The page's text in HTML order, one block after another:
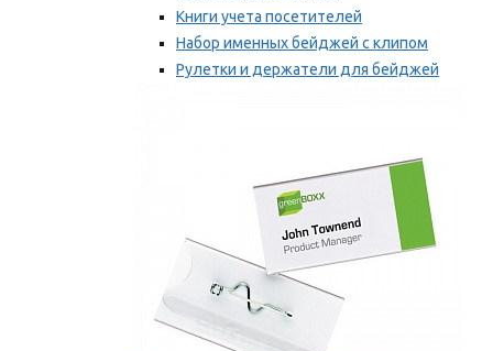
Книги учета посетителей
Набор именных бейджей с клипом
Рулетки и держатели для бейджей